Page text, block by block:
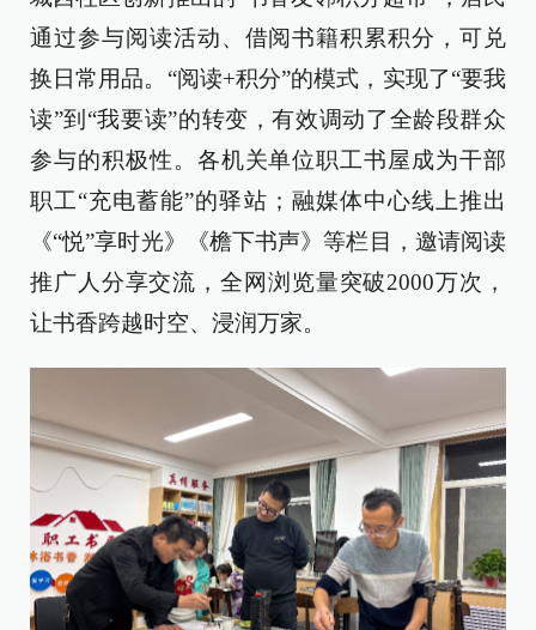
通过参与阅读活动、借阅书籍积累积分，可兑
换日常用品。“阅读+积分”的模式，实现了“要我
读”到“我要读”的转变，有效调动了全龄段群众
参与的积极性。各机关单位职工书屋成为干部
职工“充电蓄能”的驿站；融媒体中心线上推出
《“悦”享时光》《檐下书声》等栏目，邀请阅读
推广人分享交流，全网浏览量突破2000万次，
让书香跨越时空、浸润万家。